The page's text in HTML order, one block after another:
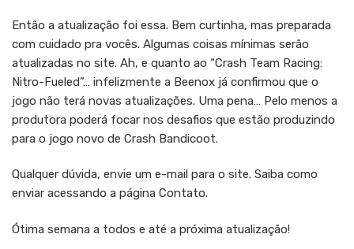
Então a atualização foi essa. Bem curtinha, mas preparada
com cuidado pra vocês. Algumas coisas mínimas serão
atualizadas no site. Ah, e quanto ao “Crash Team Racing:
Nitro-Fueled”… infelizmente a Beenox já confirmou que o
jogo não terá novas atualizações. Uma pena… Pelo menos a
produtora poderá focar nos desafios que estão produzindo
para o jogo novo de Crash Bandicoot.
Qualquer dúvida, envie um e-mail para o site. Saiba como
enviar acessando a página Contato.
Ótima semana a todos e até a próxima atualização!